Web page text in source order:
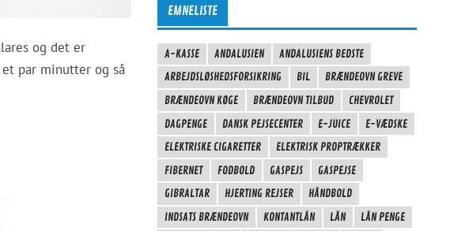
og det er
par minutter og så
EMNELISTE
A-KASSE ANDALUSIEN
ANDALUSIENS BEDSTE
ARBEJDSLØSHEDSFORSIKRING
BIL
BRÆNDEOVN GREVE
BRÆNDEOVN KØGE
BRÆNDEOVN TILBUD
CHEVROLET
DAGPENGE
DANSK PEJSECENTER E-JUICE
E-VÆDSKE
ELEKTRISKE CIGARETTER
ELEKTRISK PROPTRÆKKER
FIBERNET
FODBOLD GASPEJS
GASPEJSE
GIBRALTAR
HJERTING REJSER
HÅNDBOLD
INDSATS BRÆNDEOVN
KONTANTLÅN LÅN
LÅN PENGE